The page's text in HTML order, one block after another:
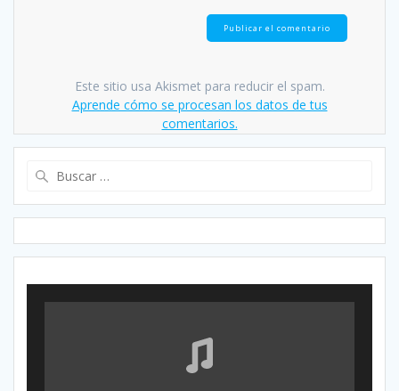
Este sitio usa Akismet para reducir el spam.
Aprende cómo se procesan los datos de tus
comentarios.